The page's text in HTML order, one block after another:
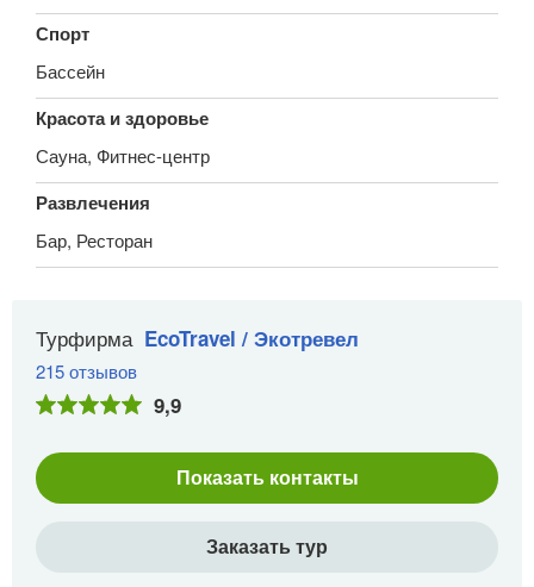
Спорт
Бассейн
Красота и здоровье
Сауна, Фитнес-центр
Развлечения
Бар, Ресторан
Турфирма EcoTravel / Экотревел
215 отзывов
9,9
Показать контакты
Заказать тур